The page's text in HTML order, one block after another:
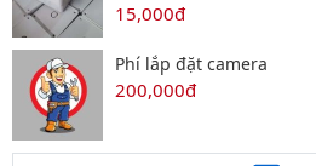
15,000đ
Phí lắp đặt camera
200,000đ